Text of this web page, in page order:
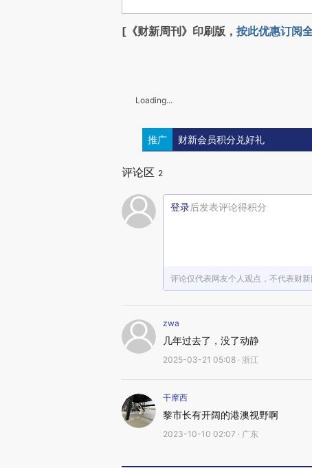
[《财新周刊》印刷版， 按此优惠订阅
Loading...
推广 财新会员积分兑好礼
评论区 2
登录后发表评论得积分
评论仅代表网友个人观点，不代表财
zwa
几年过去了，没了动静
2025-03-21 05:08 · 浙江
干摩西
黎市长有开阔的港澳视野啊
2023-10-10 02:07 · 广东